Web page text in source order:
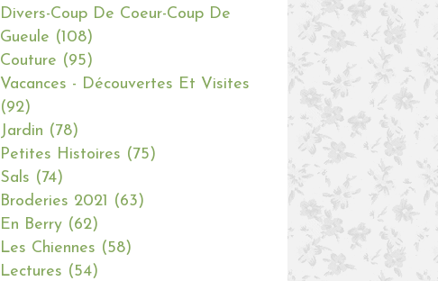
Divers-Coup De Coeur-Coup De
Gueule (108)
Couture (95)
Vacances - Découvertes Et Visites
(92)
Jardin (78)
Petites Histoires (75)
Sals (74)
Broderies 2021
(63)
En Berry (62)
Les Chiennes (58)
Lectures (54)